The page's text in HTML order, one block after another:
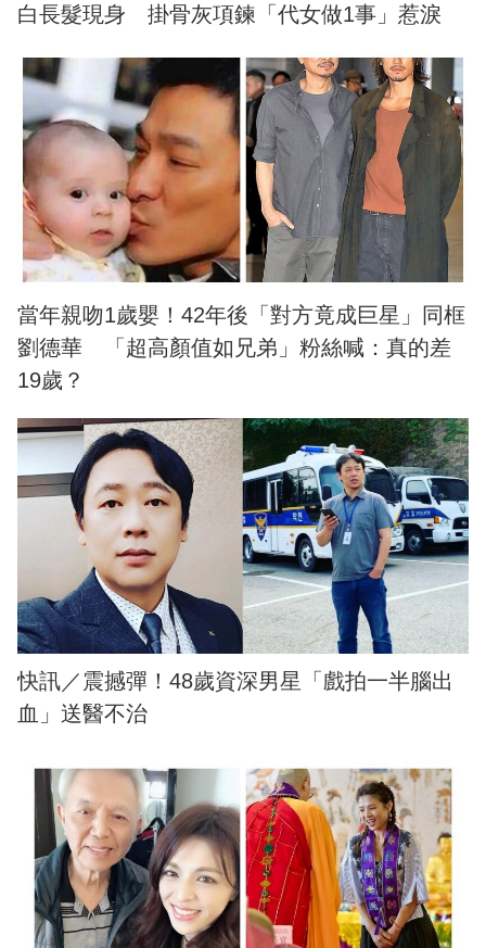
白長髮現身 掛骨灰項鍊「代女做1事」惹淚
當年親吻1歲嬰！42年後「對方竟成巨星」同框
劉德華 「超高顏值如兄弟」粉絲喊：真的差
19歲？
快訊／震撼彈！48歲資深男星「戲拍一半腦出
血」送醫不治